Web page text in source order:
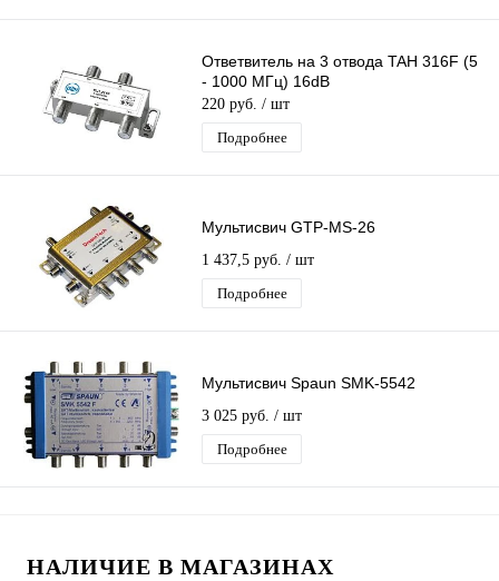
Ответвитель на 3 отвода TAH 316F (5
- 1000 МГц) 16dB
220 руб. / шт
Подробнее
Мультисвич GTP-MS-26
1 437,5 руб. / шт
Подробнее
Мультисвич Spaun SMK-5542
3 025 руб. / шт
Подробнее
НАЛИЧИЕ В МАГАЗИНАХ